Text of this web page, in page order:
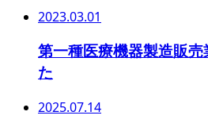
2023.03.01
第一種医療機器製造販
た
2025.07.14